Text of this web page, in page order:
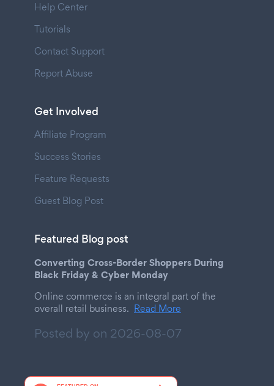
Help Center
Tutorials
Contact Support
Report Abuse
Get Involved
Affiliate Program
Success Stories
Feature Requests
Guest Blog Post
Featured Blog post
Converting Cross-Border Shoppers During
Black Friday & Cyber Monday
Online commerce is an integral part of the
overall retail business. Read More
Posted by on 2026-08-07